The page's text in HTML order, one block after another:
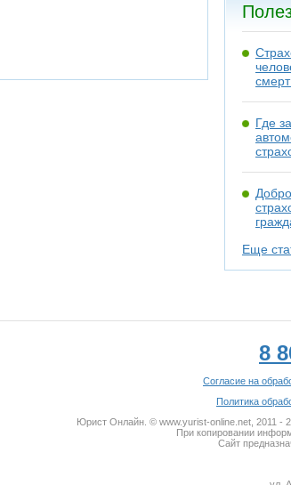
Где
Еще
8
Согласие на
Политика
Юрист Онлайн. © www.yurist-online.net, 2011 -
При копировании
Сайт